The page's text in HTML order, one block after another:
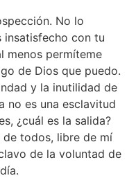
No lo
insatisfecho con tu
menos permíteme
de Dios que puedo.
y la inutilidad de
no es una esclavitud
¿cuál es la salida?
todos, libre de mí
de la voluntad de